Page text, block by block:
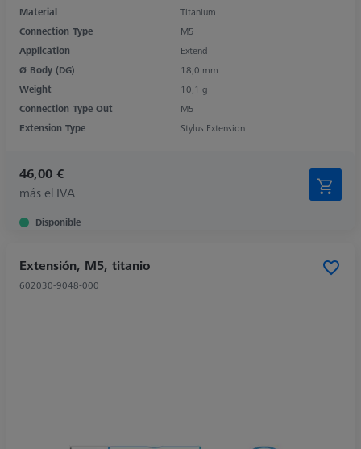
Material
Titanium
Connection Type
M5
Application
Extend
Ø Body (DG)
18,0 mm
Weight
10,1 g
Connection Type Out
M5
Extension Type
Stylus Extension
46,00 €
más el IVA
Disponible
Extensión, M5, titanio
602030-9048-000